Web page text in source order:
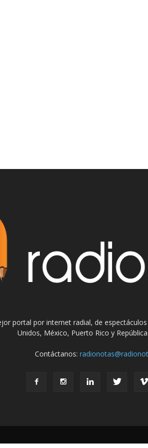
portal por internet radial, de
Unidos, México, Puerto Rico y
Contáctanos: